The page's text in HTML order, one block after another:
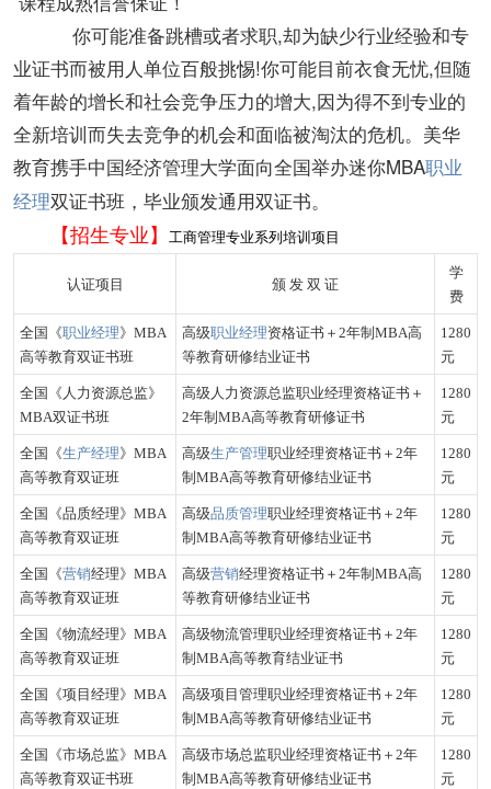
你可能准备跳槽或者求职,却为缺少行业经验和专
业证书而被用人单位百般挑惕!你可能目前衣食无忧,但随
着年龄的增长和社会竞争压力的增大,因为得不到专业的
全新培训而失去竞争的机会和面临被淘汰的危机。美华
教育携手中国经济管理大学面向全国举办迷你MBA职业
经理双证书班，毕业颁发通用双证书。
【招生专业】 工商管理专业系列培训项目
认证项目 颁 发 双 证
学
费
全国《职业经理》MBA
高等教育双证书班
高级职业经理资格证书＋2年制MBA高
等教育研修结业证书
1280
元
全国《人力资源总监》
MBA双证书班
高级人力资源总监职业经理资格证书＋
2年制MBA高等教育研修证书
1280
元
全国《生产经理》MBA
高等教育双证班
高级生产管理职业经理资格证书＋2年
制MBA高等教育研修结业证书
1280
元
全国《品质经理》MBA
高等教育双证班
高级品质管理职业经理资格证书＋2年
制MBA高等教育研修结业证书
1280
元
全国《营销经理》MBA
高等教育双证班
高级营销经理资格证书＋2年制MBA高
等教育研修结业证书
1280
元
全国《物流经理》MBA
高等教育双证班
高级物流管理职业经理资格证书＋2年
制MBA高等教育结业证书
1280
元
全国《项目经理》MBA
高等教育双证班
高级项目管理职业经理资格证书＋2年
制MBA高等教育研修结业证书
1280
元
全国《市场总监》MBA
高等教育双证书班
高级市场总监职业经理资格证书＋2年
制MBA高等教育研修结业证书
1280
元